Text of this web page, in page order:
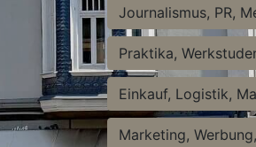
Journalismus, PR,
Praktika,
Einkauf, Logistik,
Marketing,